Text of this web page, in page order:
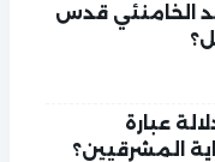
الخامنئي قدس
عبارة
المشرقيين؟